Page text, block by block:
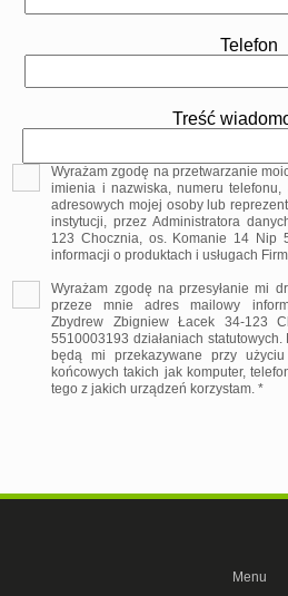
Telefon
Treść
Wyrażam zgodę na przetwarzanie
imienia i nazwiska, numeru
adresowych mojej osoby lub
instytucji, przez Administratora
123 Chocznia, os. Komanie 14 Nip
informacji o produktach i usługach
Wyrażam zgodę na przesyłanie mi
przeze mnie adres mailowy
Zbydrew Zbigniew Łacek 34-123
5510003193 działaniach
będą mi przekazywane przy użyciu
końcowych takich jak komputer,
tego z jakich urządzeń korzystam. *
Menu